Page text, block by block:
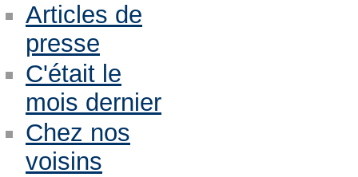
Articles de
presse
C'était le
mois dernier
Chez nos
voisins